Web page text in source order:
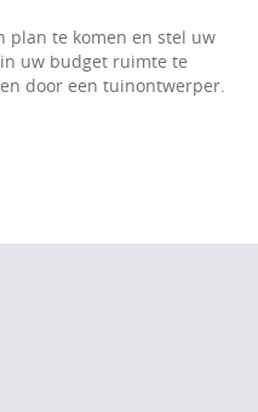
plan te komen en stel uw
uw budget ruimte te
door een tuinontwerper.